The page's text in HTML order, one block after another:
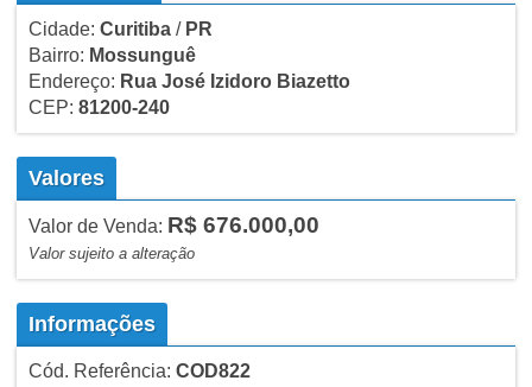
Cidade: Curitiba/ PR
Bairro: Mossunguê
Endereço: Rua José Izidoro Biazetto
CEP: 81200-240
Valores
Valor de Venda: R$ 676.000,00
Valor sujeito a alteração
Informações
Cód. Referência: COD822